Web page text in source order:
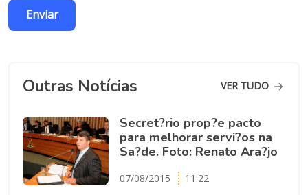
Outras Notícias VER TUDO
Secret?rio prop?e pacto
para melhorar servi?os na
Sa?de. Foto: Renato Ara?jo
07/08/2015 11:22